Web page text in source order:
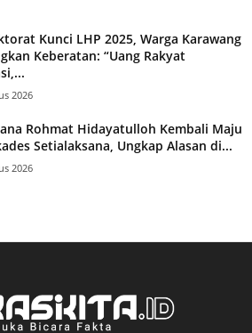
Kunci LHP 2025, Warga Karawang
Keberatan: “Uang Rakyat
2026
Rohmat Hidayatulloh Kembali Maju
Setialaksana, Ungkap Alasan di...
2026